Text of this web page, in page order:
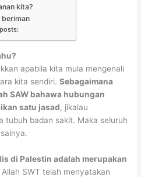
kita?
beriman
apabila kita mula mengenali
kita sendiri.Sebagaimana
SAW bahawa hubungan
satu jasad, jikalau
tubuh badan sakit. Maka seluruh
di Palestin adalah merupakan
Allah SWT telah menyatakan